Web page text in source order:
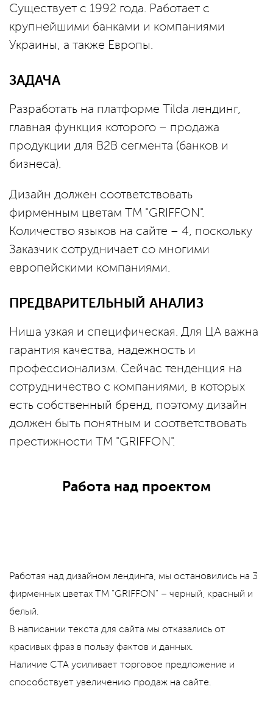
Существует с 1992 года. Работает с
крупнейшими банками и компаниями
Украины, а также Европы.
ЗАДАЧА
Разработать на платформе Tilda лендинг,
главная функция которого – продажа
продукции для B2B сегмента (банков и
бизнеса).
Дизайн должен соответствовать
фирменным цветам ТМ "GRIFFON".
Количество языков на сайте – 4, поскольку
Заказчик сотрудничает со многими
европейскими компаниями.
ПРЕДВАРИТЕЛЬНЫЙ АНАЛИЗ
Ниша узкая и специфическая. Для ЦА важна
гарантия качества, надежность и
профессионализм. Сейчас тенденция на
сотрудничество с компаниями, в которых
есть собственный бренд, поэтому дизайн
должен быть понятным и соответствовать
престижности ТМ "GRIFFON".
Работа над проектом
Работая над дизайном лендинга, мы остановились на 3
фирменных цветах ТМ "GRIFFON" – черный, красный и
белый.
В написании текста для сайта мы отказались от
красивых фраз в пользу фактов и данных.
Наличие CTA усиливает торговое предложение и
способствует увеличению продаж на сайте.